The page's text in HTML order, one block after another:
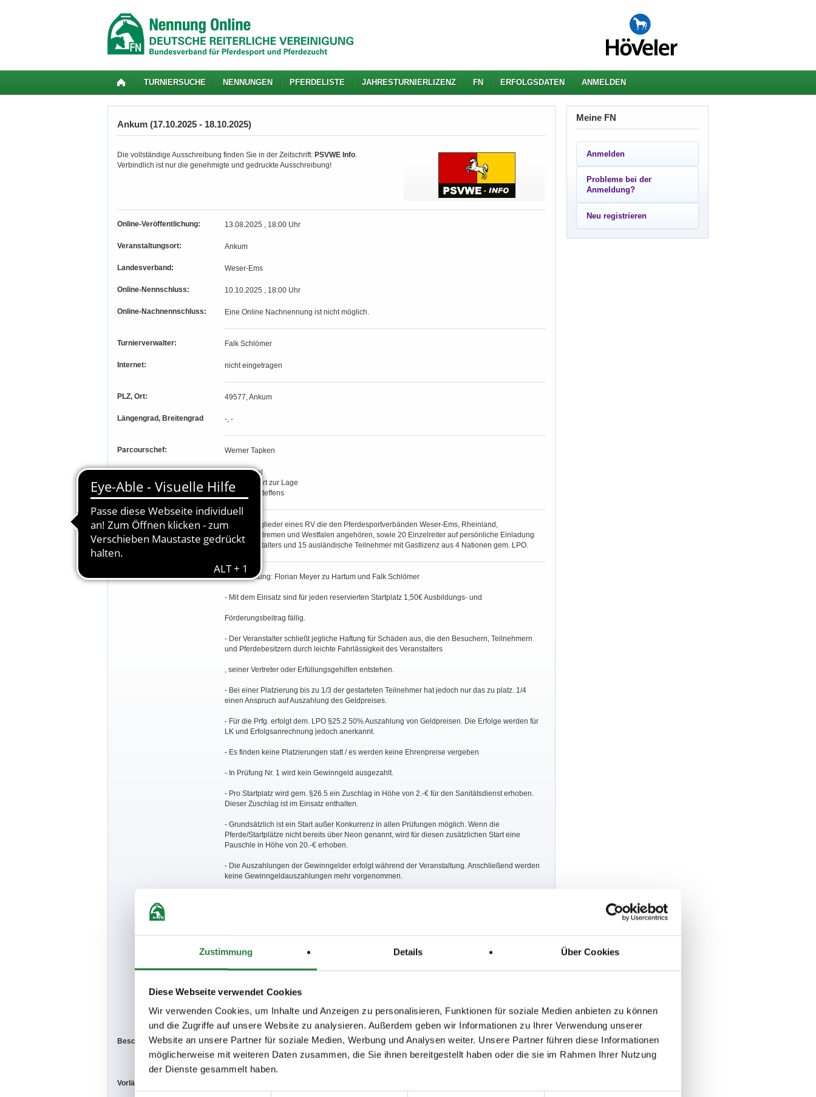
Zustimmung Details Über Cookies
Diese Webseite verwendet Cookies
Wir verwenden Cookies, um Inhalte und Anzeigen zu personalisieren, Funktionen für soziale Medien anbieten zu können
und die Zugriffe auf unsere Website zu analysieren. Außerdem geben wir Informationen zu Ihrer Verwendung unserer
Website an unsere Partner für soziale Medien, Werbung und Analysen weiter. Unsere Partner führen diese Informationen
möglicherweise mit weiteren Daten zusammen, die Sie ihnen bereitgestellt haben oder die sie im Rahmen Ihrer Nutzung
der Dienste gesammelt haben.
TURNIERSUCHE NENNUNGEN PFERDELISTE JAHRESTURNIERLIZENZ FN ERFOLGSDATEN ANMELDEN
Ankum (17.10.2025 - 18.10.2025)
Die vollständige Ausschreibung finden Sie in der Zeitschrift: PSVWE Info.
Verbindlich ist nur die genehmigte und gedruckte Ausschreibung!
Online-Veröffentlichung: 13.08.2025 , 18:00 Uhr
Veranstaltungsort: Ankum
Landesverband: Weser-Ems
Online-Nennschluss: 10.10.2025 , 18:00 Uhr
Online-Nachnennschluss: Eine Online Nachnennung ist nicht möglich.
Turnierverwalter: Falk Schlömer
Internet: nicht eingetragen
PLZ, Ort: 49577, Ankum
Längengrad, Breitengrad -, -
Parcourschef: Werner Tapken
Richter:
Birgit Bögel
Anja Lübbert zur Lage
Hermann Steffens
Teilnahmeberechtigung:
Stamm-Mitglieder eines RV die den Pferdesportverbänden Weser-Ems, Rheinland,
Hannover/Bremen und Westfalen angehören, sowie 20 Einzelreiter auf persönliche Einladung
des Veranstalters und 15 ausländische Teilnehmer mit Gastlizenz aus 4 Nationen gem. LPO.
Besondere Bestimmungen: Turnierleitung: Florian Meyer zu Hartum und Falk Schlömer
- Mit dem Einsatz sind für jeden reservierten Startplatz 1,50€ Ausbildungs- und
Förderungsbeitrag fällig.
- Der Veranstalter schließt jegliche Haftung für Schäden aus, die den Besuchern, Teilnehmern
und Pferdebesitzern durch leichte Fahrlässigkeit des Veranstalters
, seiner Vertreter oder Erfüllungsgehilfen entstehen.
- Bei einer Platzierung bis zu 1/3 der gestarteten Teilnehmer hat jedoch nur das zu platz. 1/4
einen Anspruch auf Auszahlung des Geldpreises.
- Für die Prfg. erfolgt dem. LPO §25.2 50% Auszahlung von Geldpreisen. Die Erfolge werden für
LK und Erfolgsanrechnung jedoch anerkannt.
- Es finden keine Platzierungen statt / es werden keine Ehrenpreise vergeben
- In Prüfung Nr. 1 wird kein Gewinngeld ausgezahlt.
- Pro Startplatz wird gem. §26.5 ein Zuschlag in Höhe von 2.-€ für den Sanitätsdienst erhoben.
Dieser Zuschlag ist im Einsatz enthalten.
- Grundsätzlich ist ein Start außer Konkurrenz in allen Prüfungen möglich. Wenn die
Pferde/Startplätze nicht bereits über Neon genannt, wird für diesen zusätzlichen Start eine
Pauschle in Höhe von 20.-€ erhoben.
- Die Auszahlungen der Gewinngelder erfolgt während der Veranstaltung. Anschließend werden
keine Gewinngeldauszahlungen mehr vorgenommen.
- Sofern in der Ausschreibung nichts anderes geregelt ist, so wird gem. §504.3 das Tempo und
die Zeit in den Springprüfungen vom Parcourschef vor Ort bekannt gegeben.
- Der Veranstalter behält sich das Recht vor, die Prüfung 1 und 6 auf den Samstag zu verlegen.
- Turnierort: Tütinger Str. , Ankum
Hufschmied: Ein Hufschmied ist nicht anwesend
Beschaffenheit der Plätze: Prüfungshalle 20 x 60 m. Sandboden, Vorbereitungshalle 20 x 40 m. Sand-Boden .
Vorläufige Zeitenteilung:
Meine FN
Anmelden
Probleme bei der
Anmeldung?
Neu registrieren